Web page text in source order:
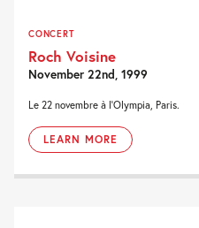
CONCERT
Roch Voisine
November 22nd, 1999
Le 22 novembre à l'Olympia, Paris.
LEARN MORE